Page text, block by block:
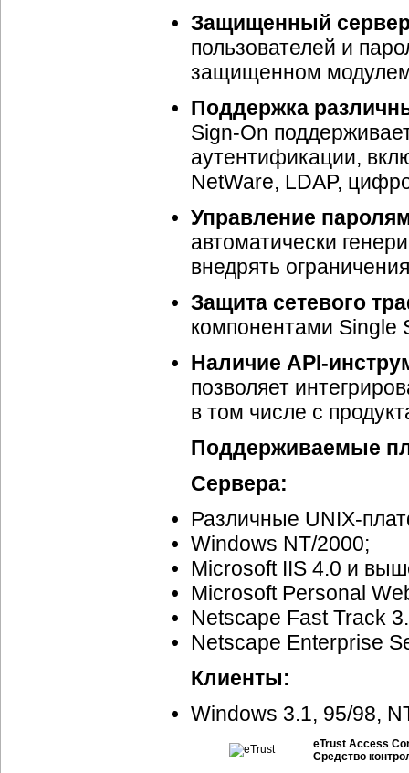
Защищенный
пользователей и
защищенном модулем
Поддержка
Sign-On
аутентификации,
NetWare, LDAP,
Управление
автоматически
внедрять
Защита сетевого
компонентами Single
Наличие API-
позволяет
в том числе с
Поддерживаемые
Сервера:
Различные UNIX-
Windows NT/2000;
Microsoft IIS 4.0 и
Microsoft Personal
Netscape Fast Track
Netscape Enterprise
Клиенты:
Windows 3.1, 95/98,
eTrust Access
Средство